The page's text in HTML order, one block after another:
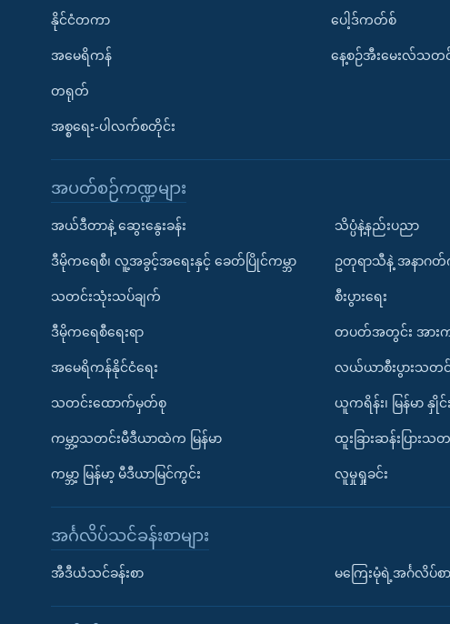
နိုင်ငံတကာ
အမေရိကန်
တရုတ်
အစ္စရေး-ပါလက်စတိုင်း
ပေါ့ဒ်ကတ်စ်
နေ့စဉ်အီးမေးလ်သတ
အပတ်စဉ်ကဏ္ဍများ
အယ်ဒီတာနဲ့ ဆွေးနွေးခန်း
ဒီမိုကရေစီ၊ လူ့အခွင့်အရေးနှင့် ခေတ်ပြိုင်ကမ္ဘာ
သတင်းသုံးသပ်ချက်
ဒီမိုကရေစီရေးရာ
အမေရိကန်နိုင်ငံရေး
သတင်းထောက်မှတ်စု
ကမ္ဘာ့သတင်းမီဒီယာထဲက မြန်မာ
ကမ္ဘာ့ မြန်မာ့ မီဒီယာမြင်ကွင်း
သိပ္ပံနဲ့နည်းပညာ
ဥတုရာသီနဲ့ အနာဂတ်
စီးပွားရေး
တပတ်အတွင်း အားက
လယ်ယာစီးပွားသတင်း
ယူကရိန်း၊ မြန်မာ နှို
ထူးခြားဆန်းပြားသတ
လူမှုရှုခင်း
အင်္ဂလိပ်သင်ခန်းစာများ
အီဒီယံသင်ခန်းစာ မကြေးမုံရဲ့အင်္ဂလိပ်စာ